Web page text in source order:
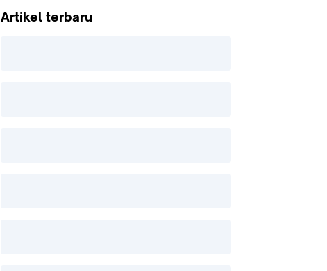
Artikel terbaru